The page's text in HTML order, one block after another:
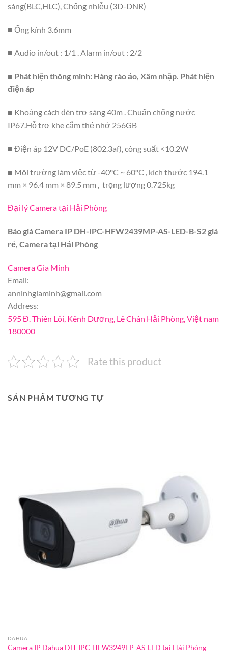
sáng(BLC,HLC), Chống nhiễu (3D-DNR)
■ Ống kính 3.6mm
■ Audio in/out : 1/1 . Alarm in/out : 2/2
■ Phát hiện thông minh: Hàng rào ảo, Xâm nhập. Phát hiện
điện áp
■ Khoảng cách đèn trợ sáng 40m . Chuẩn chống nước
IP67.Hỗ trợ khe cắm thẻ nhớ 256GB
■ Điện áp 12V DC/PoE (802.3af), công suất <10.2W
■ Môi trường làm việc từ -40ºC ~ 60ºC , kích thước 194.1
mm × 96.4 mm × 89.5 mm , trọng lượng 0.725kg
Đại lý Camera tại Hải Phòng
Báo giá Camera IP DH-IPC-HFW2439MP-AS-LED-B-S2 giá
rẻ, Camera tại Hải Phòng
Camera Gia Minh
Email:
anninhgiaminh@gmail.com
Address:
595 Đ. Thiên Lôi, Kênh Dương, Lê Chân Hải Phòng, Việt nam
180000
Rate this product
SẢN PHẨM TƯƠNG TỰ
DAHUA
Camera IP Dahua DH-IPC-HFW3249EP-AS-LED tại Hải Phòng